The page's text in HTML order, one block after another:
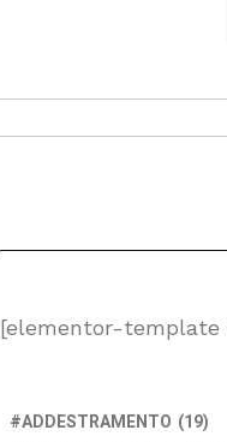
[elementor-template
ADDESTRAMENTO (19)